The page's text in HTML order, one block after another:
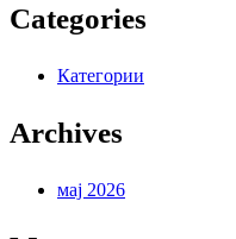
Categories
Категории
Archives
мај 2026